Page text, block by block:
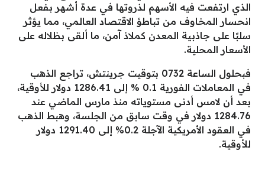
الذي ارتفعت فيه الأسهم لذروتها في عدة أشهر بفعل
انحسار المخاوف من تباطؤ الاقتصاد العالمي، مما يؤثر
سلبًا على جاذبية المعدن كملاذ آمن، ما ألقى بظلاله على
الأسعار المحلية.
فبحلول الساعة 0732 بتوقيت جرينتش، تراجع الذهب
في المعاملات الفورية 0.1 % إلى 1286.41 دولار للأوقية،
بعد أن لامس أدنى مستوياته منذ مارس الماضي عند
1284.76 دولار في وقت سابق من الجلسة، وهبط الذهب
في العقود الأمريكية الآجلة 0.2% إلى 1291.40 دولار
للأوقية.